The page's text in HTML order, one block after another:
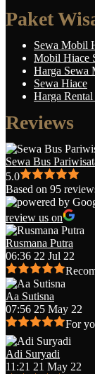
Paket
Sewa Mobil
Mobil Hiace
Harga Sewa
Sewa Hiace
Harga
Reviews
Sewa Bus
5.0
Based on 95
review us on
Rusmana Putra
06:36 22 Jul 22
Aa Sutisna
07:56 25 May 22
For
Adi Suryadi
11:21 21 May 22